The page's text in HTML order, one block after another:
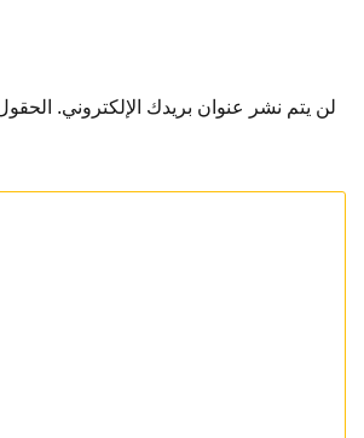
لن يتم نشر عنوان بريدك الإلكتروني.